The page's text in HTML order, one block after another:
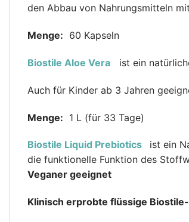
den Abbau von Nahrungsmitteln
Menge: 60 Kapseln
Biostile Aloe Vera ist ein
Auch für Kinder ab 3 Jahren
Menge: 1 L (für 33 Tage)
Biostile Liquid Prebiotics ist ein
die funktionelle Funktion des
Veganer geeignet
Klinisch erprobte flüssige